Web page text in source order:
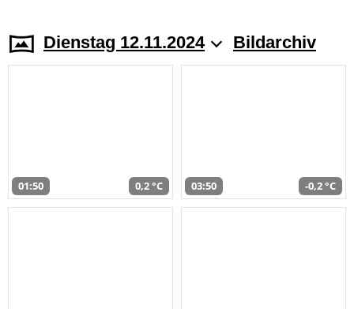
Dienstag 12.11.2024 Bildarchiv
01:50 0,2 °C 03:50 -0,2 °C